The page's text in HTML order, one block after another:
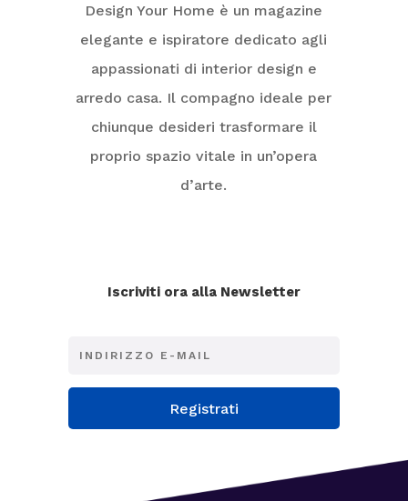
Design Your Home è un magazine
elegante e ispiratore dedicato agli
appassionati di interior design e
arredo casa. Il compagno ideale per
chiunque desideri trasformare il
proprio spazio vitale in un’opera
d’arte.
Iscriviti ora alla Newsletter
Registrati